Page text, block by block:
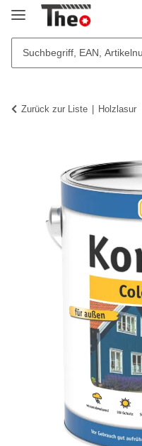
Zurück zur Liste Holzlasur